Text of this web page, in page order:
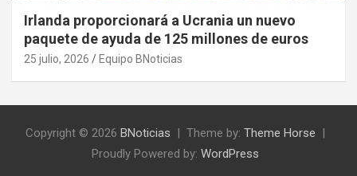
Irlanda proporcionará a Ucrania un nuevo
paquete de ayuda de 125 millones de euros
25 julio, 2026 Equipo BNoticias
Copyright © 2026 BNoticias Theme by: Theme Horse
Proudly Powered by: WordPress